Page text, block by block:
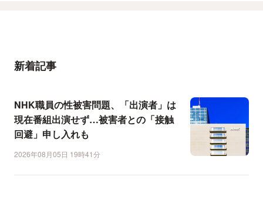
新着記事
NHK職員の性被害問題、「出演者」は
現在番組出演せず…被害者との「接触
回避」申し入れも
2026年08月05日 19時41分